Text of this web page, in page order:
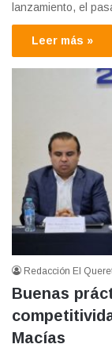
lanzamiento, el
Leer más »
Redacción El
Buenas
Macías